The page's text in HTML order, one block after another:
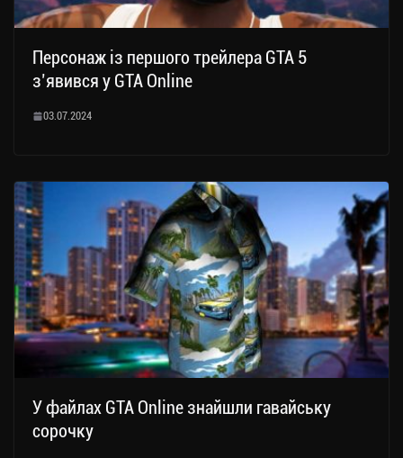
Персонаж із першого трейлера GTA 5
з’явився у GTA Online
03.07.2024
У файлах GTA Online знайшли гавайську
сорочку